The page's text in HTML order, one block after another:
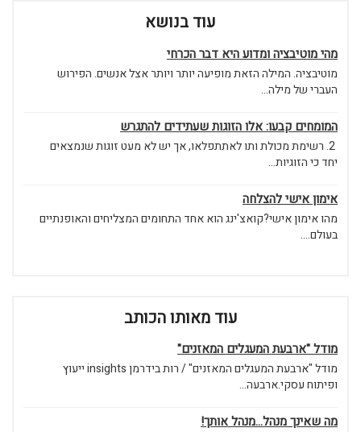
עוד בנושא
מהי מוטיבציה ומדוע היא דבר הכרחי
מוטיבציה. המילה הזאת מופיעה יותר ויותר אצל אנשים. הפירוש
העברי של מילה...
המומחים קבעו: אלו הזוגות שעתידים להתגרש
2. רשימת מכולת ותו לאתתפלאו, אך יש לא מעט זוגות שנמצאים
יחד כי הזוגיות...
אימון אישי להצלחה
מהו אימון אישי?קואצ'ינג הוא אחד התחומים המצליחים והאופנתיים
בעולם....
עוד מאותו הכותב
מודל "ארבעת המעגלים המאזנים"
מודל "ארבעת המעגלים המאזנים" / רות בידרמן insights ייעוץ
ופיתוח עסקי.ארבעה...
מה שאינך מנהל...מנהל אותך!